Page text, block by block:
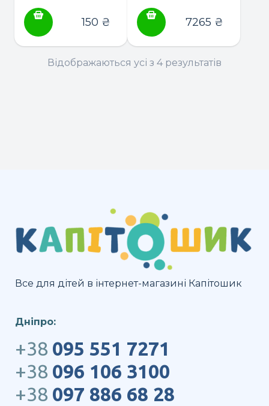
150 ₴ 7265 ₴
Відображаються усі з 4 результатів
Все для дітей в інтернет-магазині Капітошик
Дніпро:
+38 095 551 7271
+38 096 106 3100
+38 097 886 68 28